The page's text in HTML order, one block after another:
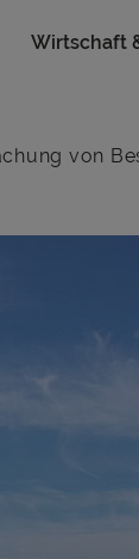
Wirtschaft
von